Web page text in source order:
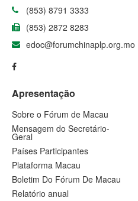
(853) 8791 3333
(853) 2872 8283
edoc@forumchinaplp.org.mo
Apresentação
Sobre o Fórum de Macau
Mensagem do Secretário-
Geral
Países Participantes
Plataforma Macau
Boletim Do Fórum De Macau
Relatório anual